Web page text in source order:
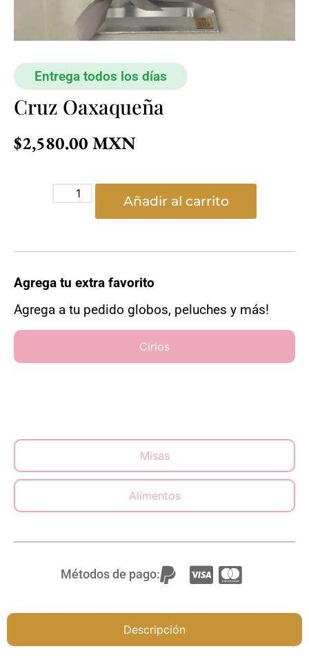
Entrega todos los días
Cruz Oaxaqueña
$2,580.00
Añadir al carrito
Agrega tu extra favorito
Agrega a tu pedido globos, peluches y más!
Cirios
Misas
Alimentos
Métodos de pago:
Descripción